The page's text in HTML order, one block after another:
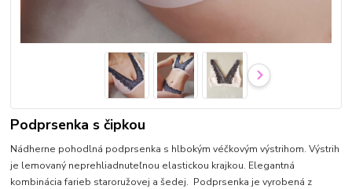
Podprsenka s čipkou
Nádherne pohodlná podprsenka s hlbokým véčkovým výstrihom. Výstrih
je lemovaný neprehliadnuteľnou elastickou krajkou. Elegantná
kombinácia farieb staroružovej a šedej. Podprsenka je vyrobená z